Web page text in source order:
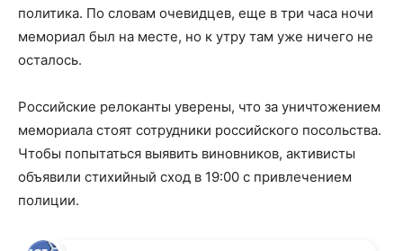
политика. По словам очевидцев, еще в три часа ночи
мемориал был на месте, но к утру там уже ничего не
осталось.
Российские релоканты уверены, что за уничтожением
мемориала стоят сотрудники российского посольства.
Чтобы попытаться выявить виновников, активисты
объявили стихийный сход в 19:00 с привлечением
полиции.